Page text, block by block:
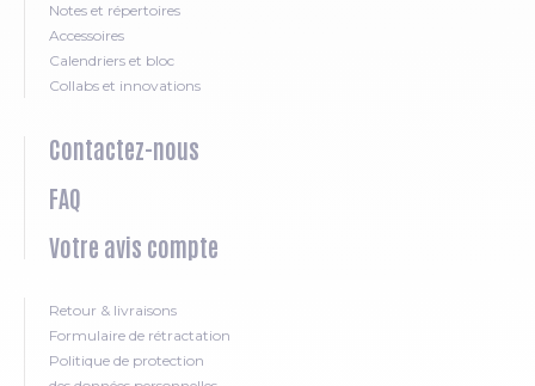
Notes et répertoires
Accessoires
Calendriers et bloc
Collabs et innovations
Contactez-nous
FAQ
Votre avis compte
Retour & livraisons
Formulaire de rétractation
Politique de protection